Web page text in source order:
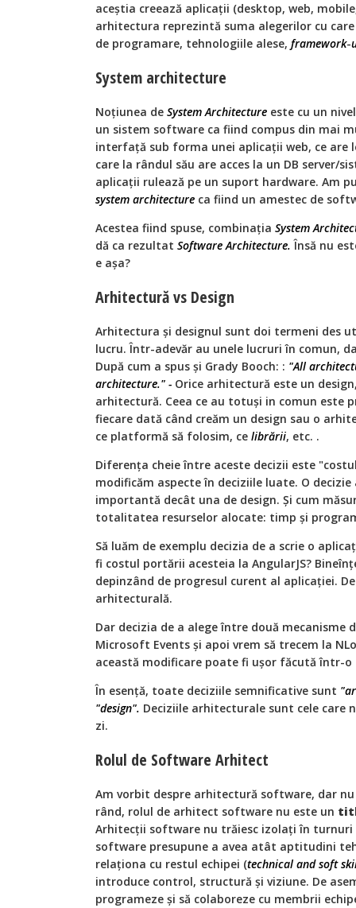
aceștia creează aplicații (desktop, web,
arhitectura reprezintă suma alegerilor cu
de programare, tehnologiile alese, framework-
System architecture
Noțiunea de System Architecture este cu un
un sistem software ca fiind compus din mai
interfață sub forma unei aplicații web, ce are
care la rândul său are acces la un DB server/
aplicații rulează pe un suport hardware. Am
system architecture ca fiind un amestec de
Acestea fiind spuse, combinația System
dă ca rezultat Software Architecture. Însă nu
e așa?
Arhitectură vs Design
Arhitectura și designul sunt doi termeni des
lucru. Într-adevăr au unele lucruri în comun,
După cum a spus și Grady Booch: : "All
architecture." - Orice arhitectură este un
arhitectură. Ceea ce au totuși in comun este
fiecare dată când creăm un design sau o
ce platformă să folosim, ce librării, etc. .
Diferența cheie între aceste decizii este
modificăm aspecte în deciziile luate. O
importantă decât una de design. Și cum
totalitatea resurselor alocate: timp și
Să luăm de exemplu decizia de a scrie o
fi costul portării acesteia la AngularJS?
depinzând de progresul curent al aplicației.
arhitecturală.
Dar decizia de a alege între două mecanisme
Microsoft Events și apoi vrem să trecem la
această modificare poate fi ușor făcută într-o
În esență, toate deciziile semnificative sunt
"design". Deciziile arhitecturale sunt cele
zi.
Rolul de Software Arhitect
Am vorbit despre arhitectură software, dar
rând, rolul de arhitect software nu este un
Arhitecții software nu trăiesc izolați în turnuri
software presupune a avea atât aptitudini
relaționa cu restul echipei (technical and soft
introduce control, structură și viziune. De
programeze și să colaboreze cu membrii